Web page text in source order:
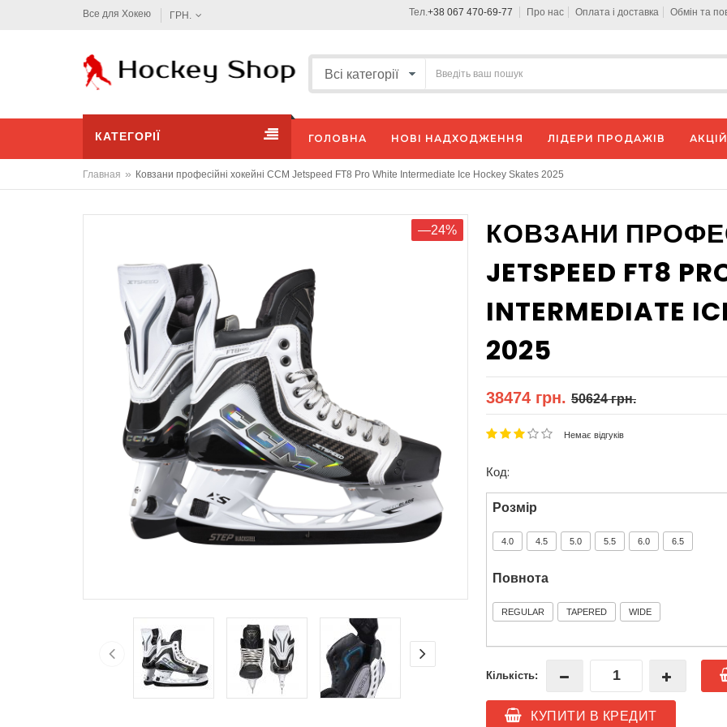
Все для Хокею ГРН. Тел.+38 067 470-69-77 Про нас Оплата і доставка Обмін та
КАТЕГОРІЇ ГОЛОВНА НОВІ НАДХОДЖЕННЯ ЛІДЕРИ ПРОДАЖІВ
Главная » Ковзани професійні хокейні CCM Jetspeed FT8 Pro White Intermediate Ice Hockey Skates 2025
—24%
КОВЗАНИ
JETSPEED FT8
INTERMEDIATE
2025
38474 грн. 50624 грн.
Немає відгуків
Код:
Розмір
4.0 4.5 5.0 5.5 6.0 6.5
Повнота
REGULAR TAPERED WIDE
Кількість:
КУПИТИ В КРЕДИТ